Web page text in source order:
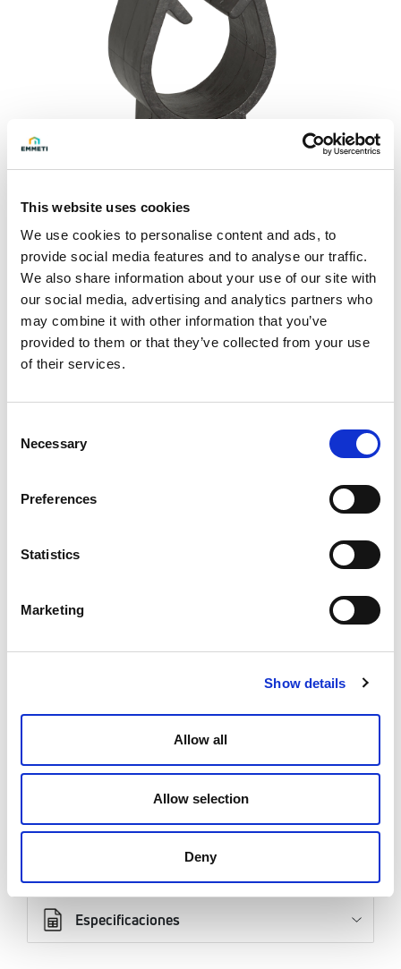
This website uses cookies
We use cookies to personalise content and ads, to
provide social media features and to analyse our traffic.
We also share information about your use of our site with
our social media, advertising and analytics partners who
may combine it with other information that you’ve
provided to them or that they’ve collected from your use
of their services.
Selection
Necessary
Preferences
Statistics
Marketing
Show details
Allow all
Allow selection
Deny
Solicite información
Clip de malla manual de alambre de 6 mm para fijar el tubo
a la malla metálica.
Modelo
Código
Especificaciones